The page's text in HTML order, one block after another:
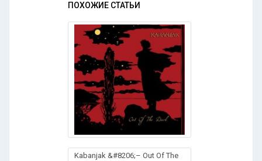
ПОХОЖИЕ СТАТЬИ
Kabanjak &#8206;– Out Of The